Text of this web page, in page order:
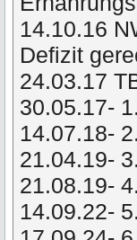
14.10.16
Defizit
24.03.17
30.05.17-
14.07.18-
21.04.19-
21.08.19-
14.09.22-